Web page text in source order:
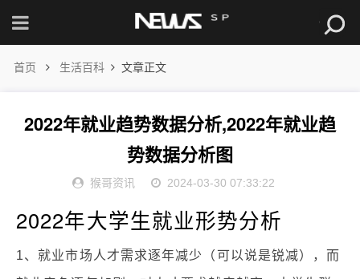
首页 生活百科 文章正文
2022年就业趋势数据分析,2022年就业趋
势数据分析图
猴哥资讯 2024-03-30 07:33:22
2022年大学生就业形势分析
1、就业市场人才需求逐年减少（可以说是锐减），而